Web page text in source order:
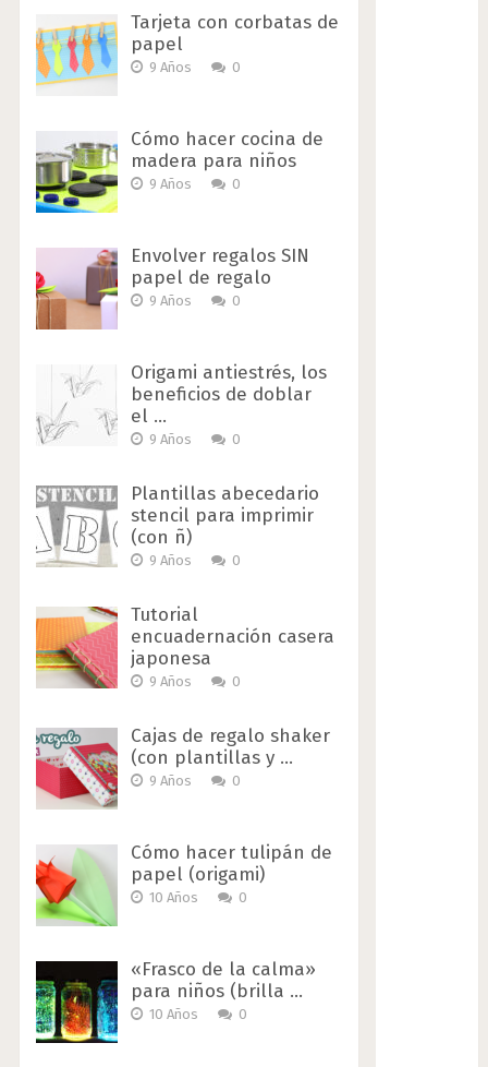
Tarjeta con corbatas de
papel
9 Años 0
Cómo hacer cocina de
madera para niños
9 Años 0
Envolver regalos SIN
papel de regalo
9 Años 0
Origami antiestrés, los
beneficios de doblar
el …
9 Años 0
Plantillas abecedario
stencil para imprimir
(con ñ)
9 Años 0
Tutorial
encuadernación casera
japonesa
9 Años 0
Cajas de regalo shaker
(con plantillas y …
9 Años 0
Cómo hacer tulipán de
papel (origami)
10 Años 0
«Frasco de la calma»
para niños (brilla …
10 Años 0